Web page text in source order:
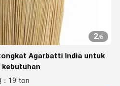
2/6
Agarbatti India untuk
：19 ton